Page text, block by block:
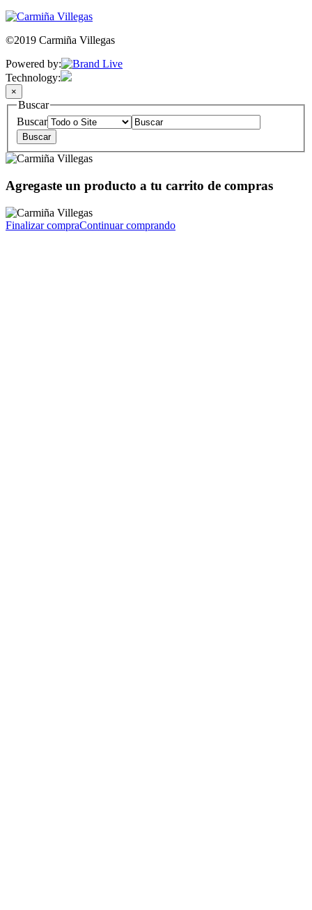
©2019 Carmiña Villegas
Powered by:
Technology:
×
Buscar
Buscar
Agregaste un producto a tu carrito de compras
Finalizar compraContinuar comprando